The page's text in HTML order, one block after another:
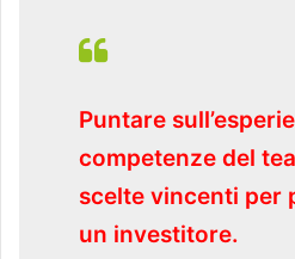
Puntare
competenze del
scelte vincenti per
un investitore.